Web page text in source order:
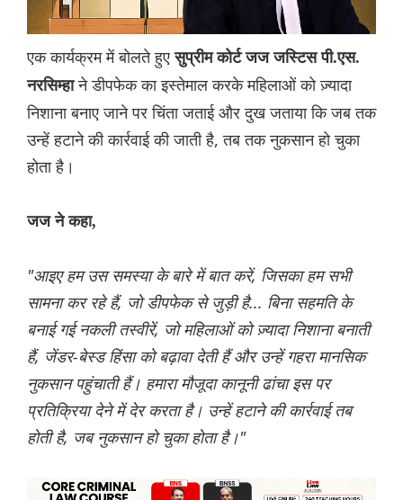
एक कार्यक्रम में बोलते हुएसुप्रीम कोर्ट जज जस्टिस पी.एस.
नरसिम्हाने डीपफेक का इस्तेमाल करके महिलाओं को ज़्यादा
निशाना बनाए जाने पर चिंता जताई और दुख जताया कि जब तक
उन्हें हटाने की कार्रवाई की जाती है, तब तक नुकसान हो चुका
होता है।
जज ने कहा,
"आइए हम उस समस्या के बारे में बात करें, जिसका हम सभी
सामना कर रहे हैं, जो डीपफेक से जुड़ी है... बिना सहमति के
बनाई गई नकली तस्वीरें, जो महिलाओं को ज़्यादा निशाना बनाती
हैं, जेंडर-बेस्ड हिंसा को बढ़ावा देती हैं और उन्हें गहरा मानसिक
नुकसान पहुंचाती हैं। हमारा मौजूदा कानूनी ढांचा इस पर
प्रतिक्रिया देने में देर करता है। उन्हें हटाने की कार्रवाई तब
होती है, जब नुकसान हो चुका होता है।"